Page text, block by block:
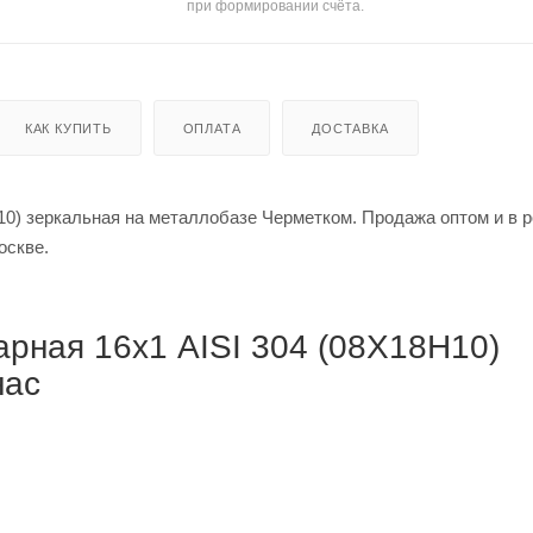
при формировании счёта.
КАК КУПИТЬ ОПЛАТА ДОСТАВКА
зеркальная на металлобазе Черметком. Продажа оптом и в
в Москве.
16х1 AISI 304 (08Х18Н10)